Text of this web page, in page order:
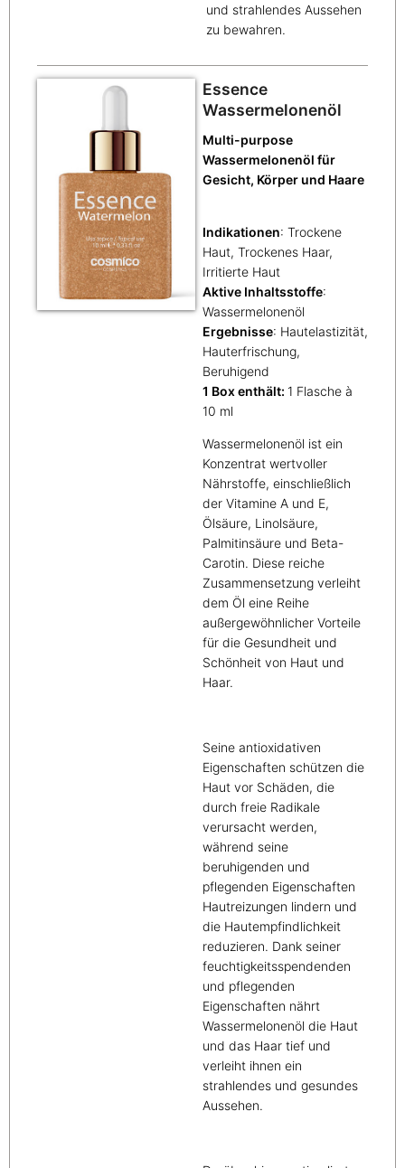
und strahlendes Aussehen
zu bewahren.
Essence
Wassermelonenöl
Multi-purpose
Wassermelonenöl für
Gesicht, Körper und Haare
Indikationen: Trockene
Haut, Trockenes Haar,
Irritierte Haut
Aktive Inhaltsstoffe:
Wassermelonenöl
Ergebnisse: Hautelastizität,
Hauterfrischung,
Beruhigend
1 Box enthält: 1 Flasche à
10 ml
Wassermelonenöl ist ein
Konzentrat wertvoller
Nährstoffe, einschließlich
der Vitamine A und E,
Ölsäure, Linolsäure,
Palmitinsäure und Beta-
Carotin. Diese reiche
Zusammensetzung verleiht
dem Öl eine Reihe
außergewöhnlicher Vorteile
für die Gesundheit und
Schönheit von Haut und
Haar.
Seine antioxidativen
Eigenschaften schützen die
Haut vor Schäden, die
durch freie Radikale
verursacht werden,
während seine
beruhigenden und
pflegenden Eigenschaften
Hautreizungen lindern und
die Hautempfindlichkeit
reduzieren. Dank seiner
feuchtigkeitsspendenden
und pflegenden
Eigenschaften nährt
Wassermelonenöl die Haut
und das Haar tief und
verleiht ihnen ein
strahlendes und gesundes
Aussehen.